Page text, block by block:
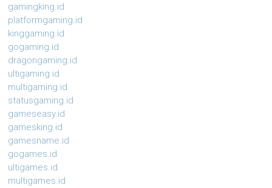
gamingking.id
platformgaming.id
kinggaming.id
gogaming.id
dragongaming.id
ultigaming.id
multigaming.id
statusgaming.id
gameseasy.id
gamesking.id
gamesname.id
gogames.id
ultigames.id
multigames.id